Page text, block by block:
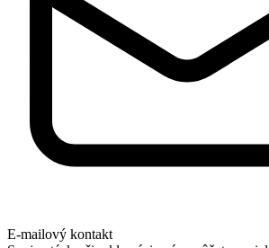
E-mailový kontakt